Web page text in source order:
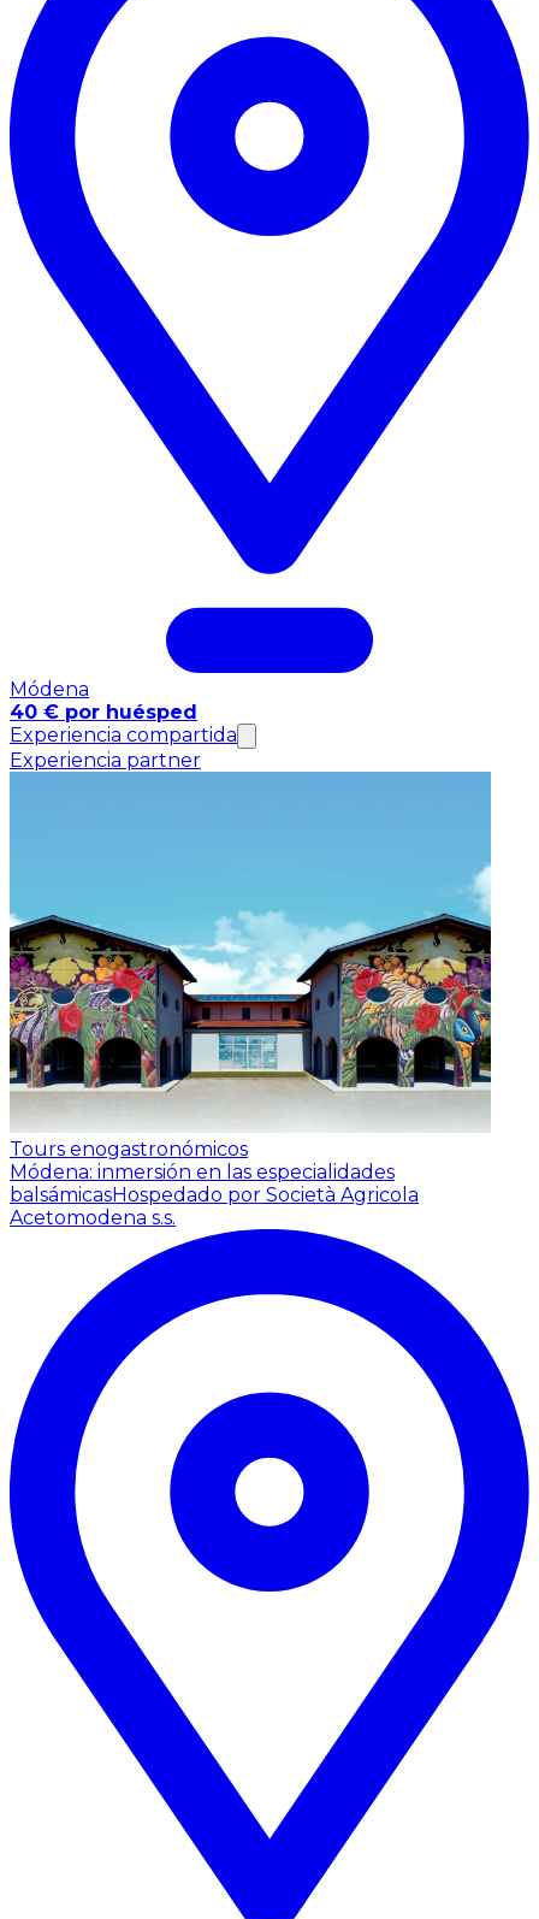
Módena
40 € por huésped
Experiencia compartida
Experiencia partner
Tours enogastronómicos
Módena: inmersión en las especialidades
balsámicasHospedado por Società Agricola
Acetomodena s.s.